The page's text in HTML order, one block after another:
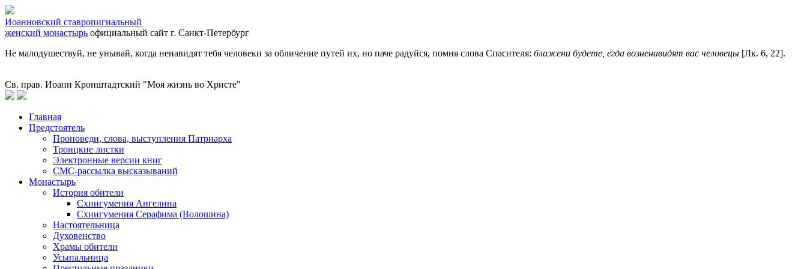
Иоанновский ставропигиальный
женский монастырь официальный сайт г. Санкт-Петербург
Не малодушествуй, не унывай, когда ненавидят тебя человеки за обличение путей их, но паче радуйся, помня слова Спасителя: блажени будете, егда возненавидят вас человецы [Лк. 6, 22].
Св. прав. Иоанн Кронштадтский "Моя жизнь во Христе"
Главная
Предстоятель
Проповеди, слова, выступления Патриарха
Троицкие листки
Электронные версии книг
СМС-рассылка высказываний
Монастырь
История обители
Схиигумения Ангелина
Схиигумения Серафима (Волошина)
Настоятельница
Духовенство
Храмы обители
Усыпальница